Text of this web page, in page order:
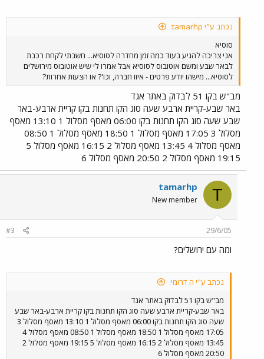
נכתב ע"י tamarhp:
סוסיא
אני צריכה להגיע בעוד כמה זמן מחדרה לסוסיא... חשבתי לקחת רכבת
לבאר שבע ומשם אוטובוס לסוסיא אבל אמרו לי שיש אוטובוס מירושלים
לסוסיא... מישהו יודע פרטים - איזו חברה, וכו'? או הצעות אחרות?
מב"ש בקו 51 לבדוק באתר אגד
באר שבע-קריית ארבע שעה סוג הקו תחנות בקו קריית ארבע-באר
שבע שעה סוג הקו תחנות בקו 06:00 מאסף מסלול 1 13:10 מאסף
מסלול 3 17:05 מאסף מסלול 1 18:50 מאסף מסלול 1 08:50
מאסף מסלול 4 13:45 מאסף מסלול 2 16:15 מאסף מסלול 5
19:15 מאסף מסלול 2 20:50 מאסף מסלול 6
T
tamarhp
New member
29/6/05
#3
ומה עם ירושלים?
נכתב ע"י ה דרומי:
מב"ש בקו 51 לבדוק באתר אגד
באר שבע-קריית ארבע שעה סוג הקו תחנות בקו קריית ארבע-באר שבע
שעה סוג הקו תחנות בקו 06:00 מאסף מסלול 1 13:10 מאסף מסלול 3
17:05 מאסף מסלול 1 18:50 מאסף מסלול 1 08:50 מאסף מסלול 4
13:45 מאסף מסלול 2 16:15 מאסף מסלול 5 19:15 מאסף מסלול 2
20:50 מאסף מסלול 6